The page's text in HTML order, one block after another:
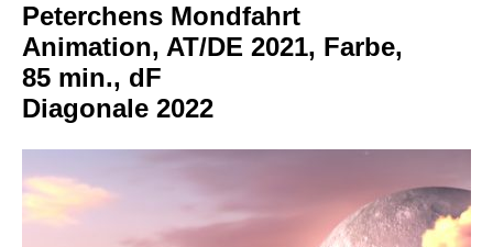
Peterchens Mondfahrt
Animation, AT/DE 2021, Farbe,
85 min., dF
Diagonale 2022